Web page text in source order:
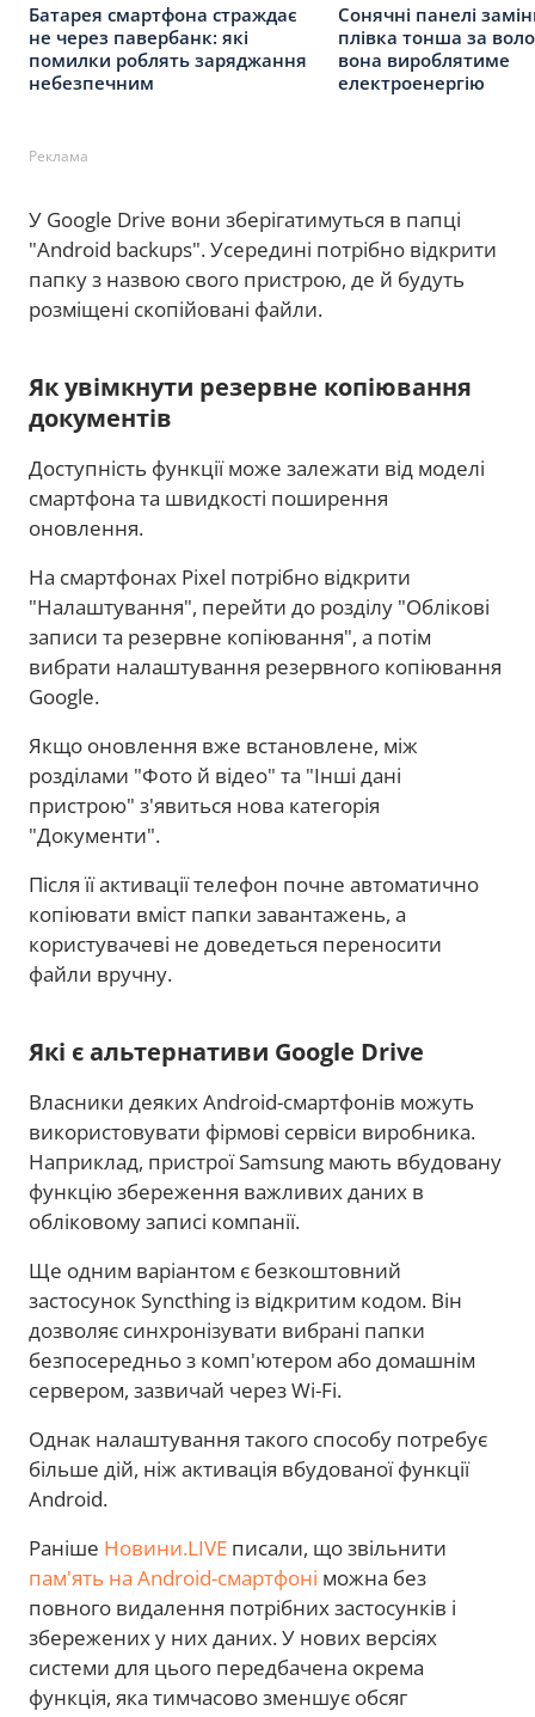
Батарея смартфона страждає
не через павербанк: які
помилки роблять заряджання
небезпечним
Сонячні панелі
плівка тонша за
вона вироблятиме
електроенергію
Реклама
У Google Drive вони зберігатимуться в папці
"Android backups". Усередині потрібно відкрити
папку з назвою свого пристрою, де й будуть
розміщені скопійовані файли.
Як увімкнути резервне копіювання
документів
Доступність функції може залежати від моделі
смартфона та швидкості поширення
оновлення.
На смартфонах Pixel потрібно відкрити
"Налаштування", перейти до розділу "Облікові
записи та резервне копіювання", а потім
вибрати налаштування резервного копіювання
Google.
Якщо оновлення вже встановлене, між
розділами "Фото й відео" та "Інші дані
пристрою" з'явиться нова категорія
"Документи".
Після її активації телефон почне автоматично
копіювати вміст папки завантажень, а
користувачеві не доведеться переносити
файли вручну.
Які є альтернативи Google Drive
Власники деяких Android-смартфонів можуть
використовувати фірмові сервіси виробника.
Наприклад, пристрої Samsung мають вбудовану
функцію збереження важливих даних в
обліковому записі компанії.
Ще одним варіантом є безкоштовний
застосунок Syncthing із відкритим кодом. Він
дозволяє синхронізувати вибрані папки
безпосередньо з комп'ютером або домашнім
сервером, зазвичай через Wi-Fi.
Однак налаштування такого способу потребує
більше дій, ніж активація вбудованої функції
Android.
Раніше Новини.LIVE писали, що звільнити
пам'ять на Android-смартфоні можна без
повного видалення потрібних застосунків і
збережених у них даних. У нових версіях
системи для цього передбачена окрема
функція, яка тимчасово зменшує обсяг